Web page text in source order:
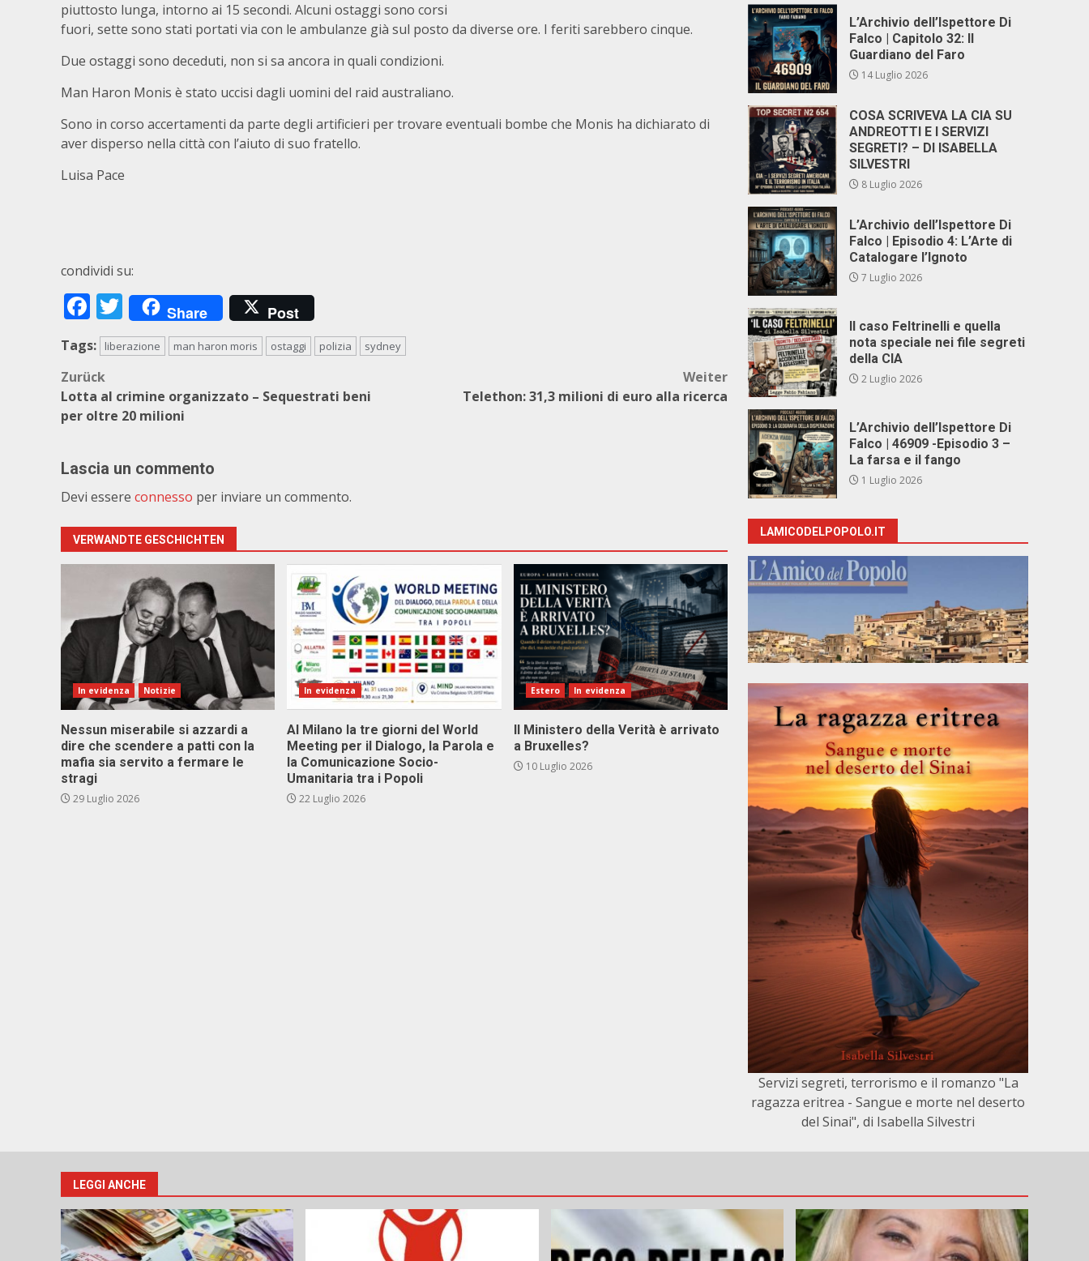
piuttosto lunga, intorno ai 15 secondi. Alcuni ostaggi sono corsi
fuori, sette sono stati portati via con le ambulanze già sul posto da diverse ore. I feriti sarebbero cinque.
Due ostaggi sono deceduti, non si sa ancora in quali condizioni.
Man Haron Monis è stato uccisi dagli uomini del raid australiano.
Sono in corso accertamenti da parte degli artificieri per trovare eventuali bombe che Monis ha dichiarato di
aver disperso nella città con l’aiuto di suo fratello.
Luisa Pace
condividi su:
Facebook
Twitter
Share Post
Tags: liberazione man haron moris ostaggi polizia sydney
Beitragsnavigation
Zurück
Lotta al crimine organizzato – Sequestrati beni
per oltre 20 milioni
Weiter
Telethon: 31,3 milioni di euro alla ricerca
Lascia un commento
Devi essere connesso per inviare un commento.
VERWANDTE GESCHICHTEN
In evidenza Notizie
Nessun miserabile si azzardi a
dire che scendere a patti con la
mafia sia servito a fermare le
stragi
29 Luglio 2026
In evidenza
Al Milano la tre giorni del World
Meeting per il Dialogo, la Parola e
la Comunicazione Socio-
Umanitaria tra i Popoli
22 Luglio 2026
Estero In evidenza
Il Ministero della Verità è arrivato
a Bruxelles?
10 Luglio 2026
L’Archivio dell’Ispettore Di
Falco | Capitolo 32: Il
Guardiano del Faro
14 Luglio 2026
COSA SCRIVEVA LA CIA SU
ANDREOTTI E I SERVIZI
SEGRETI? – DI ISABELLA
SILVESTRI
8 Luglio 2026
L’Archivio dell’Ispettore Di
Falco | Episodio 4: L’Arte di
Catalogare l’Ignoto
7 Luglio 2026
Il caso Feltrinelli e quella
nota speciale nei file segreti
della CIA
2 Luglio 2026
L’Archivio dell’Ispettore Di
Falco | 46909 -Episodio 3 –
La farsa e il fango
1 Luglio 2026
LAMICODELPOPOLO.IT
Servizi segreti, terrorismo e il romanzo "La
ragazza eritrea - Sangue e morte nel deserto
del Sinai", di Isabella Silvestri
LEGGI ANCHE